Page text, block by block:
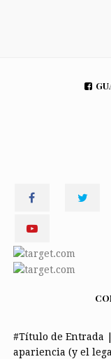
#Título de Entrada
apariencia (y el